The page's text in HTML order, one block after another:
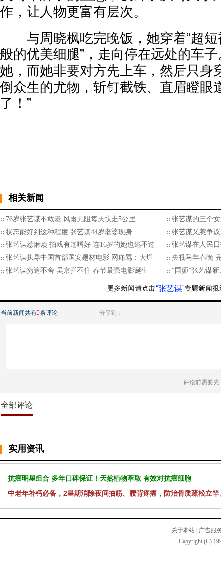
作，让人物更富有层次。
与周晓枫吃完晚饭，她穿着“超短
般的优美细腿”，走向停在远处的车
她，而她非要对方先上车，然后只身
倒众生的尤物，斩钉截铁、直眉瞪眼
了！”
相关新闻
76岁张艺谋不敢老 风雨无阻每天快走5公里
张艺谋的三个
状态能好到这种程度 张艺谋44岁老婆现身
张艺谋又惹争
张艺谋惹麻烦 拍戏有这嗜好 连16岁的她也逃不过
张艺谋在人民
张艺谋执导中国首部国安题材电影 网痛骂：大烂
央视马年春晚
张艺谋穷追不舍 吴京拦不住 春节最强电影诞生
“国师”张艺谋
“张艺谋”
当前新闻共有0条评论 分享到：
评论前需要先
全部评论
实用资讯
抗癌明星组合 多年口碑保证！天然植物萃取 有效对抗癌细胞
中老年补钙必备，2星期消除夜间抽筋、腰背疼痛，防治骨质疏松立竿
关于本站
广告服
Copyright (C)